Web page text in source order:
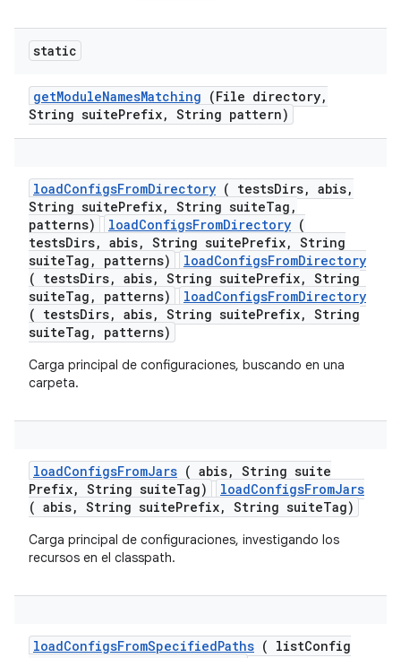
static
getModuleNamesMatching (File directory,
String suitePrefix, String pattern)
loadConfigsFromDirectory ( testsDirs, abis,
String suitePrefix, String suiteTag ,
patterns)
loadConfigsFromDirectory (
testsDirs, abis, String suitePrefix, String
suiteTag, patterns)
loadConfigsFromDirectory
( testsDirs, abis, String suitePrefix, String
suiteTag, patterns)
loadConfigsFromDirectory
( testsDirs, abis, String suitePrefix, String
suiteTag, patterns)
Carga principal de configuraciones, buscando en una
carpeta.
loadConfigsFromJars ( abis, String suite
Prefix, String suiteTag)
loadConfigsFromJars
( abis, String suitePrefix, String suiteTag)
Carga principal de configuraciones, investigando los
recursos en el classpath.
loadConfigsFromSpecifiedPaths ( listConfig